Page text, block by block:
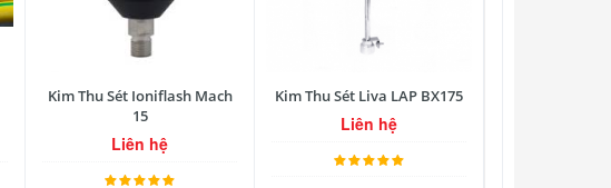
Kim Thu Sét Ioniflash Mach
15
Liên hệ
Kim Thu Sét Liva LAP BX175
Liên hệ